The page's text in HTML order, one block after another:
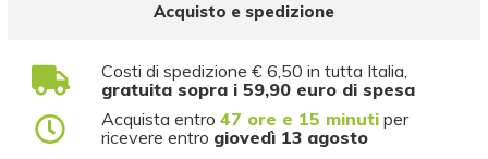
Acquisto e spedizione
Costi di spedizione € 6,50 in tutta Italia,
gratuita sopra i 59,90 euro di spesa
Acquista entro47 ore e 15 minuti per
ricevere entro giovedì 13 agosto